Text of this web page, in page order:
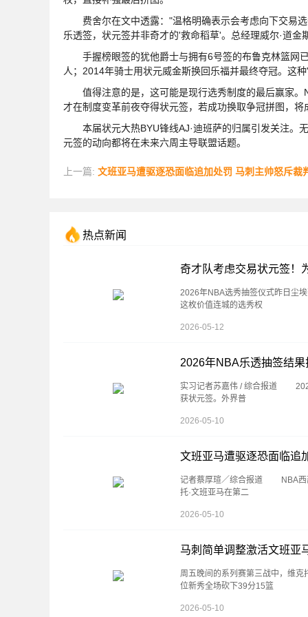
费舍尔在文中透露："温格明确表示会考虑向下交易选
乐透签，状元签并非奇才的'救命稻草'。总经理威尔·道
手握榜眼签的犹他爵士与拥有6号签的布鲁克林篮网
人；2014年骑士用状元威金斯换回乐福并最终夺冠。这
值得注意的是，这可能是现行选秀制度的最后赢家。
才在制度变革前夜夺得状元签，若成功换取争冠拼图，
本届状元大热BYU锋线AJ·迪班萨的归属引发关注。
元签的动向都将在未来六周主导联盟话题。
上一篇: 文班亚马遭驱逐恐面临追加处罚 马刺主帅怒斥裁判不
热点新闻
奇才队考虑交易状元签！
2026年NBA选秀抽签仪式昨日尘
这枚价值连城的选秀权
2026-05-12
2026年NBA乐透抽签结
实习记者苏嘉伟 / 综合报道
获状元签。外界普
2026-05-10
文班亚马遭驱逐恐面临追
记者蔡厚瑄／综合报道 NBA西部
托·文班亚马在第二
2026-05-10
马刺简单调整激活文班亚
周五晚间的系列赛第三战中，维克
位新秀全场砍下39分15篮
2026-05-10